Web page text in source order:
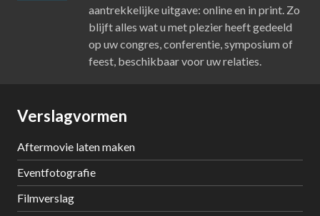
aantrekkelijke uitgave: online en in print. Zo
blijft alles wat u met plezier heeft gedeeld
op uw congres, conferentie, symposium of
feest, beschikbaar voor uw relaties.
Verslagvormen
Aftermovie laten maken
Eventfotografie
Filmverslag